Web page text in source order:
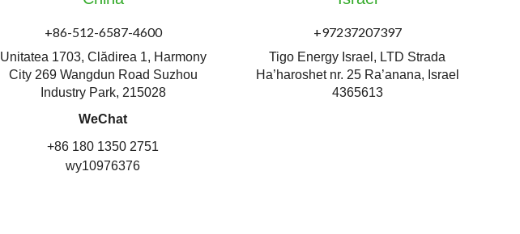
+86-512-6587-4600
Unitatea 1703, Clădirea 1, Harmony
City 269 Wangdun Road Suzhou
Industry Park, 215028
WeChat
+86 180 1350 2751
wy10976376
+97237207397
Tigo Energy Israel, LTD Strada
Ha’haroshet nr. 25 Ra’anana, Israel
4365613